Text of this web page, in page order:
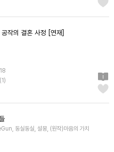
작의 결혼 사정 [연재]
(1 )
동실동실, 설몽, (원작)마음의 가치